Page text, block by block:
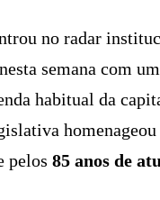
no radar
semana com
habitual da
homenageou
pelos 85 anos de